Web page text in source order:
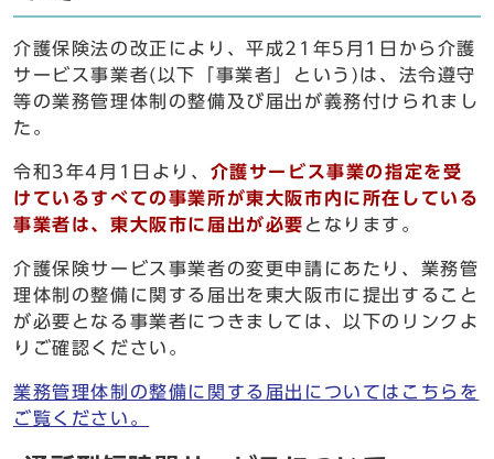
介護保険法の改正により、平成21年5月1日から介護
サービス事業者(以下「事業者」という)は、法令遵守
等の業務管理体制の整備及び届出が義務付けられまし
た。
令和3年4月1日より、 介護サービス事業の指定を受
けているすべての事業所が東大阪市内に所在している
事業者は、東大阪市に届出が必要 となります。
介護保険サービス事業者の変更申請にあたり、業務管
理体制の整備に関する届出を東大阪市に提出すること
が必要となる事業者につきましては、以下のリンクよ
りご確認ください。
業務管理体制の整備に関する届出についてはこちらを
ご覧ください。